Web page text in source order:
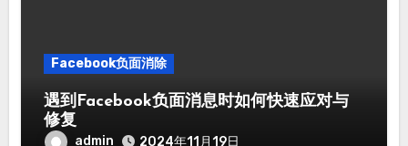
Facebook负面消除
遇到Facebook负面消息时如何快速应对与
修复
admin 2024年11月19日